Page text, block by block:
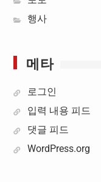
행사
메타
로그인
입력 내용 피드
댓글 피드
WordPress.org